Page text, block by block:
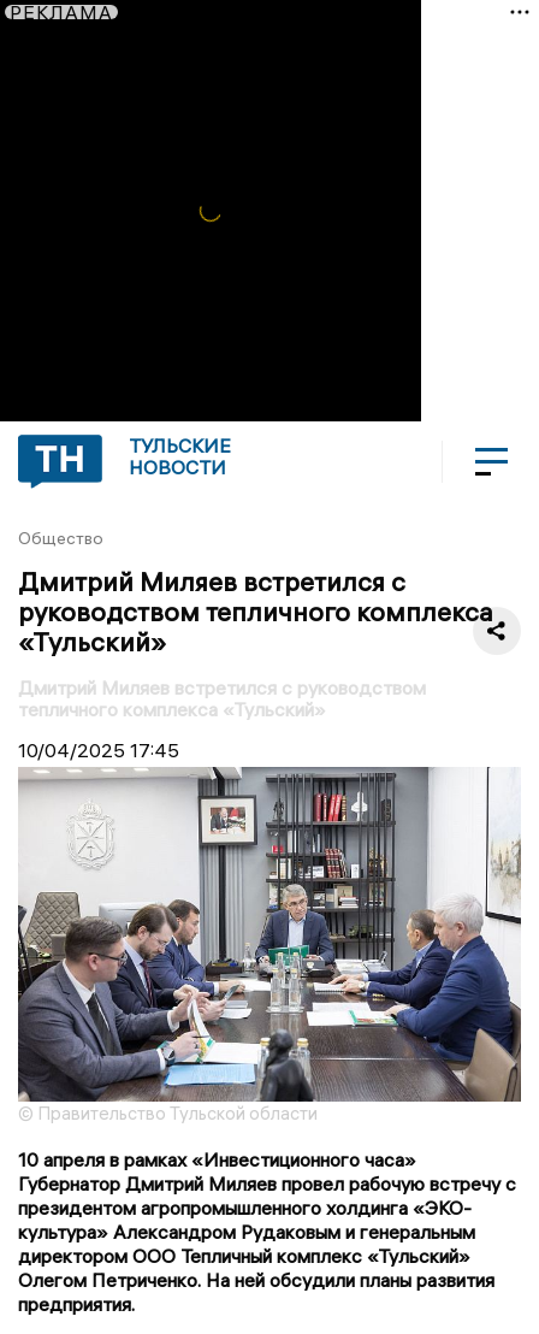
РЕКЛАМА
ТУЛЬСКИЕ
НОВОСТИ
Общество
Дмитрий Миляев встретился с
руководством тепличного комплекса
«Тульский»
Дмитрий Миляев встретился с руководством
тепличного комплекса «Тульский»
10/04/2025 17:45
© Правительство Тульской области
10 апреля в рамках «Инвестиционного часа»
Губернатор Дмитрий Миляев провел рабочую встречу с
президентом агропромышленного холдинга «ЭКО-
культура» Александром Рудаковым и генеральным
директором ООО Тепличный комплекс «Тульский»
Олегом Петриченко. На ней обсудили планы развития
предприятия.